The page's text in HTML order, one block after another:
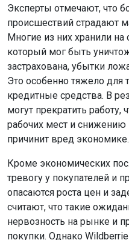
Эксперты отмечают, что
происшествий страдают
Многие из них хранили на
который мог быть
застрахована, убытки
Это особенно тяжело для
кредитные средства. В
могут прекратить
рабочих мест и снижению
причинит вред экономике.
Кроме экономических
тревогу у покупателей и
опасаются роста цен и
считают, что такие
нервозность на рынке и
покупки. Однако